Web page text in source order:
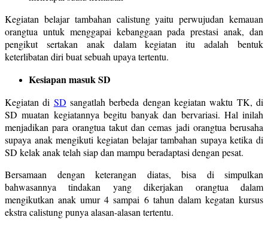
Kegiatan belajar tambahan calistung yaitu perwujudan kemauan
orangtua untuk menggapai kebanggaan pada prestasi anak, dan
pengikut sertakan anak dalam kegiatan itu adalah bentuk
keterlibatan diri buat sebuah upaya tertentu.
Kesiapan masuk SD
Kegiatan di SD sangatlah berbeda dengan kegiatan waktu TK, di
SD muatan kegiatannya begitu banyak dan bervariasi. Hal inilah
menjadikan para orangtua takut dan cemas jadi orangtua berusaha
supaya anak mengikuti kegiatan belajar tambahan supaya ketika di
SD kelak anak telah siap dan mampu beradaptasi dengan pesat.
Bersamaan dengan keterangan diatas, bisa di simpulkan
bahwasannya tindakan yang dikerjakan orangtua dalam
mengikutkan anak umur 4 sampai 6 tahun dalam kegatan kursus
ekstra calistung punya alasan-alasan tertentu.